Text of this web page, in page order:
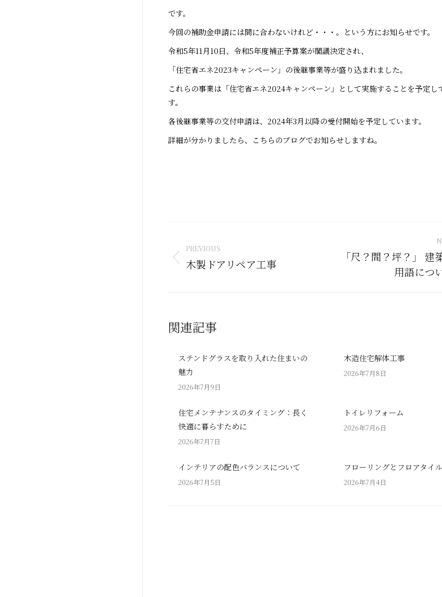
です。
今回の補助金申請には間に合わないけれど・・・。という方にお知らせです。
令和5年11月10日、令和5年度補正予算案が閣議決定され、
「住宅省エネ2023キャンペーン」の後継事業等が盛り込まれました。
これらの事業は「住宅省エネ2024キャンペーン」として実施することを予定し
す。
各後継事業等の交付申請は、2024年3月以降の受付開始を予定しています。
詳細が分かりましたら、こちらのブログでお知らせしますね。
navigation
PREVIOUS
Previous
木製ドアリペア工事
Next「尺？間？坪？」 建
用語につ
関連記事
ステンドグラスを取り入れた住まいの
魅力
2026年7月9日
木造住宅解体工事
2026年7月8日
住宅メンテナンスのタイミング：長く
快適に暮らすために
2026年7月7日
トイレリフォーム
2026年7月6日
インテリアの配色バランスについて
2026年7月5日
フローリングとフロアタイル
2026年7月4日